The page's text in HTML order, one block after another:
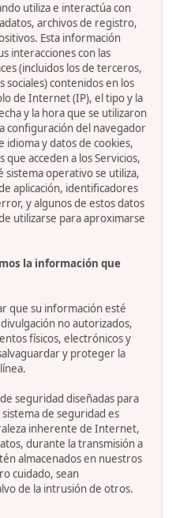
utiliza e interactúa con
archivos de registro,
Esta información
interacciones con las
(incluidos los de terceros,
contenidos en los
de Internet (IP), el tipo y la
y la hora que se utilizaron
configuración del navegador
y datos de cookies,
acceden a los Servicios,
sistema operativo se utiliza,
aplicación, identificadores
y algunos de estos datos
utilizarse para aproximarse
la información que
que su información esté
no autorizados,
físicos, electrónicos y
y proteger la
seguridad diseñadas para
de seguridad es
inherente de Internet,
durante la transmisión a
almacenados en nuestros
cuidado, sean
de la intrusión de otros.